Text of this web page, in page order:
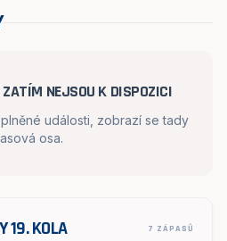
NEJSOU K DISPOZICI
události, zobrazí se tady
osa.
19. KOLA 7 ZÁPASŮ